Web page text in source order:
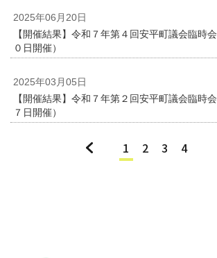
2025年06月20日
【開催結果】令和７年第４回安平町議会臨時
０日開催）
2025年03月05日
【開催結果】令和７年第２回安平町議会臨時
７日開催）
« 1 2 3 4